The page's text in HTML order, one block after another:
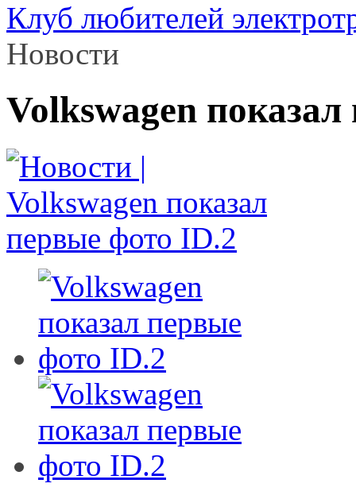
Клуб любителей
Новости
Volkswagen